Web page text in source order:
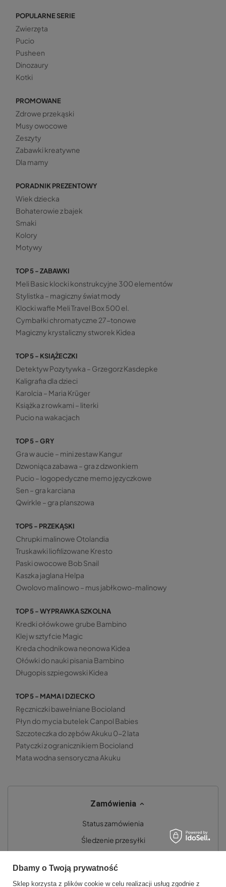
POPULARNE SERIE
Zwierzęta
Pucio
Pusheen
Dinozaury
Kotki
PROMOWANE
Zdrowe przekąski
Musy owocowe
Zeszyty
Zabawki kreatywne
Dla mamy
PORADNIK PREZENTOWY
Wiek dziecka
Bohaterowie z bajek
Smaki
Kolory
Motywy
TOP 5 - ZABAWKI
Meli Basic klocki konstrukcyjne 300 elementów
Stylistka – magiczny świat mody
Klocki wafle Meli Travel Box 500 el.
Cymbałki chromatyczne 27-tonowe
Magiczny krystaliczny stworek Kidea
TOP 5 - KSIĄŻECZKI
Detektyw Pozytywka – Grzegorz Kasdepke
Kaligrafia dla dzieci
Karolcia – Maria Krüger
Książka z rowkami – literki
Pucio na wakacjach
TOP 5 - GRY
Gra w aucie – mini zestaw Kangur
Dzwoniąca zabawa – gra z dzwonkiem
Pucio – logopedyczne memo języczkowe
Sen – gra karciana
Qwirkle – gra planszowa
TOP5 - PRZEKĄSKI
Chrupki malinowe Otolandia
Truskawki liofilizowane Kresto
Paski owocowe Bob Snail
Kaszka jaglana Helpa
Owolovo malinowo – mus jabłkowo-malinowy
TOP 5 - WYPRAWKA SZKOLNA
Kredki ołówkowe grube Bambino
Klej w sztyfcie Magic
Kreda chodnikowa neonowa Kidea
Ołówki do nauki pisania Bambino
Długopis szpiegowski Kidea
TOP 5 - MAMA I DZIECKO
Ręczniczki bawełniane Bocioland
Płyn do mycia butelek Canpol Babies
Szczoteczka do zębów Akuku 0-2 lata
Patyczki z ogranicznikiem Bocioland
Mata wodna sensoryczna Akuku
Zamówienia
Status zamówienia
Śledzenie przesyłki
Chcę zwrócić produkt
Dbamy o Twoją prywatność
Sklep korzysta z plików cookie w celu realizacji usług zgodnie z